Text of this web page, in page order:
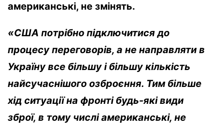
американські, не змінять.
«США потрібно підключитися до
процесу переговорів, а не направляти в
Україну все більшу і більшу кількість
найсучаснішого озброєння. Тим більше
хід ситуації на фронті будь-які види
зброї, в тому числі американські, не